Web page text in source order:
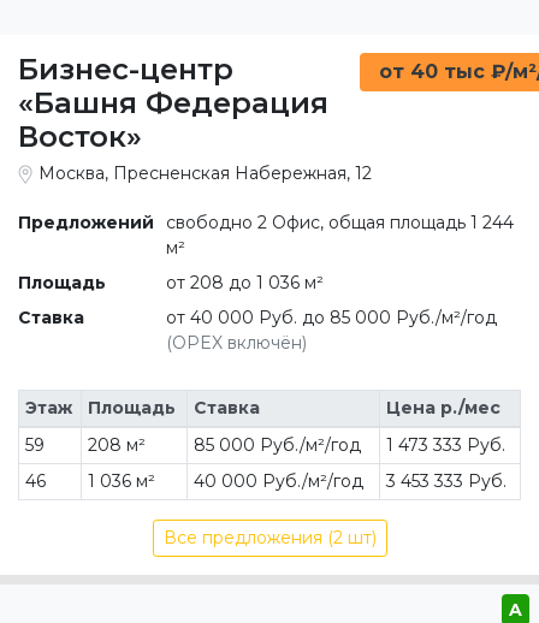
Бизнес-центр
«Башня Федерация
Восток»
от 40 тыс ₽/
Москва, Пресненская Набережная, 12
Предложений
свободно 2 Офис, общая площадь 1 244
м²
Площадь
от 208 до 1 036 м²
Ставка
от 40 000 Руб. до 85 000 Руб./м²/год
(OPEX включён)
Этаж Площадь Ставка
Цена р./мес
59
208 м² 85 000 Руб./м²/год
1 473 333 Руб.
46
1 036 м² 40 000 Руб./м²/год 3 453 333 Руб.
Все предложения (2 шт)
A